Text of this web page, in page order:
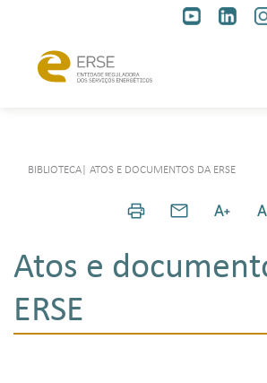
BIBLIOTECA ATOS E DOCUMENTOS DA ERSE
Atos e
ERSE